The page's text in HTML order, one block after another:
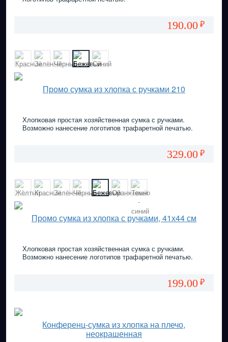
190.00 ₽
Промо сумка из хлопка с ручками 210
Хлопковая простая хозяйственная сумка с ручками.
Возможно нанесение логотипов трафаретной печатью.
329.00 ₽
Промо сумка из хлопка с ручками, 41х44 см
Хлопковая простая хозяйственная сумка с ручками.
Возможно нанесение логотипов трафаретной печатью.
199.00 ₽
Конференц-сумка из хлопка на плечо,
неокрашенная